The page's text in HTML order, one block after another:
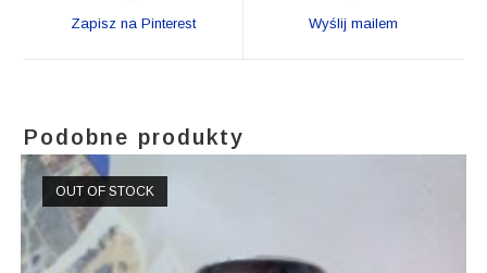
Zapisz na Pinterest
new
Wyślij mailem
Podobne produkty
OUT OF STOCK